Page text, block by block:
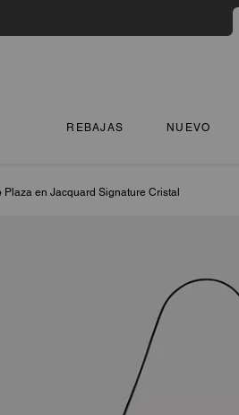
REBAJAS NUEVO
Plaza en Jacquard Signature Cristal